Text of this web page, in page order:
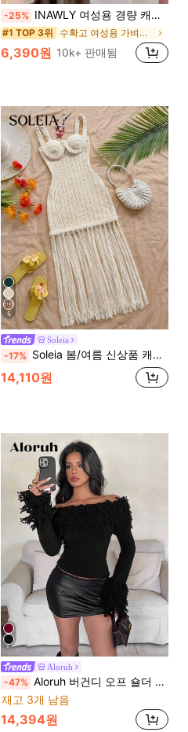
-25% INAWLY 여성용 경량 캐주얼 가디건, 여름
#1 TOP 3위 수확고 여성용 가벼운 카디건
6,390원 10k+ 판매됨
5
Soleia
-17% Soleia 봄/여름 신상품 캐주얼 휴가 서양 해변 결혼식 하객 복장 졸업 브런치 의상, 성 패트릭의 날 봄 방학 부활절 음악 축제 우아한 보헤미안 트로피컬 시크 오렌지 과장된 태슬 핸드메이드 로프 여성용 해변 휴가 드레스
14,110원
Aloruh
-47% Aloruh 버건디 오프 숄더 퍼지 프린지 스플라이스 타이트 핏 긴소매 스웨터 여성용, 가을/겨울
재고 3개 남음
14,394원